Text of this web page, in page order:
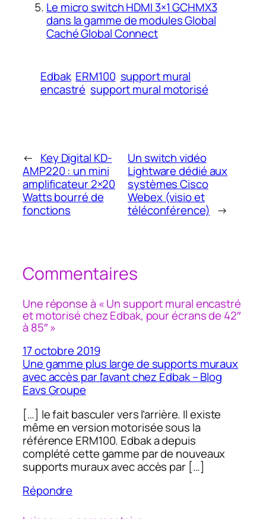
Le micro switch HDMI 3×1 GCHMX3
dans la gamme de modules Global
Caché Global Connect
Edbak ERM100 support mural
encastré support mural motorisé
← Key Digital KD-
AMP220 : un mini
amplificateur 2×20
Watts bourré de
fonctions
Un switch vidéo
Lightware dédié aux
systèmes Cisco
Webex (visio et
téléconférence) →
Commentaires
Une réponse à « Un support mural encastré
et motorisé chez Edbak, pour écrans de 42″
à 85″ »
17 octobre 2019
Une gamme plus large de supports muraux
avec accès par l'avant chez Edbak – Blog
Eavs Groupe
[…] le fait basculer vers l’arrière. Il existe
même en version motorisée sous la
référence ERM100. Edbak a depuis
complété cette gamme par de nouveaux
supports muraux avec accès par […]
Répondre